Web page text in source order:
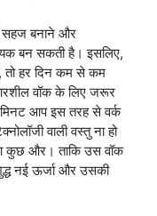
सहज बनाने और
बन सकती है। इसलिए,
तो हर दिन कम से कम
वॉक के लिए जरूर
आप इस तरह से वर्क
वाली वस्तु ना हो
कुछ और। ताकि उस वॉक
नई ऊर्जा और उसकी